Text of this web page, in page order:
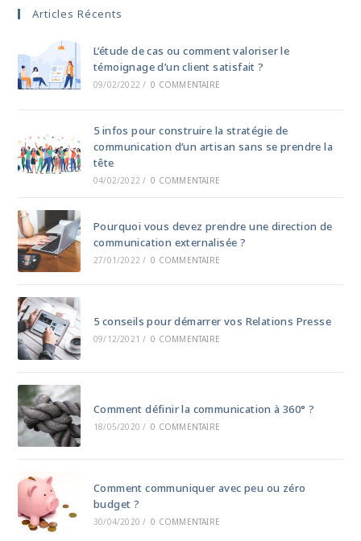
Articles Récents
L’étude de cas ou comment valoriser le
témoignage d’un client satisfait ?
09/02/2022 / 0 COMMENTAIRE
5 infos pour construire la stratégie de
communication d’un artisan sans se prendre la
tête
04/02/2022 / 0 COMMENTAIRE
Pourquoi vous devez prendre une direction de
communication externalisée ?
27/01/2022 / 0 COMMENTAIRE
5 conseils pour démarrer vos Relations Presse
09/12/2021 / 0 COMMENTAIRE
Comment définir la communication à 360° ?
18/05/2020 / 0 COMMENTAIRE
Comment communiquer avec peu ou zéro
budget ?
30/04/2020 / 0 COMMENTAIRE